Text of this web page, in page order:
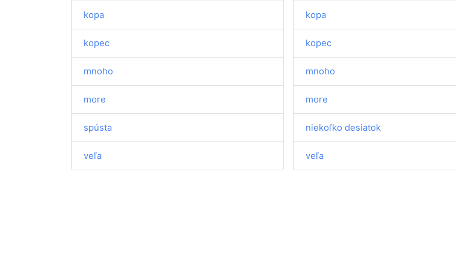
kopa
kopec
mnoho
more
spústa
veľa
kopa
kopec
mnoho
more
niekoľko desiatok
veľa